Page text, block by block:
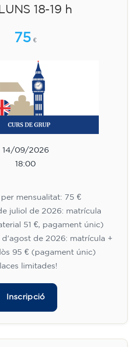
18-19 h
75 €
14/09/2026
18:00
mensualitat: 75 €
juliol de 2026: matrícula
51 €, pagament únic)
de 2026: matrícula +
95 € (pagament únic)
limitades!
Inscripció